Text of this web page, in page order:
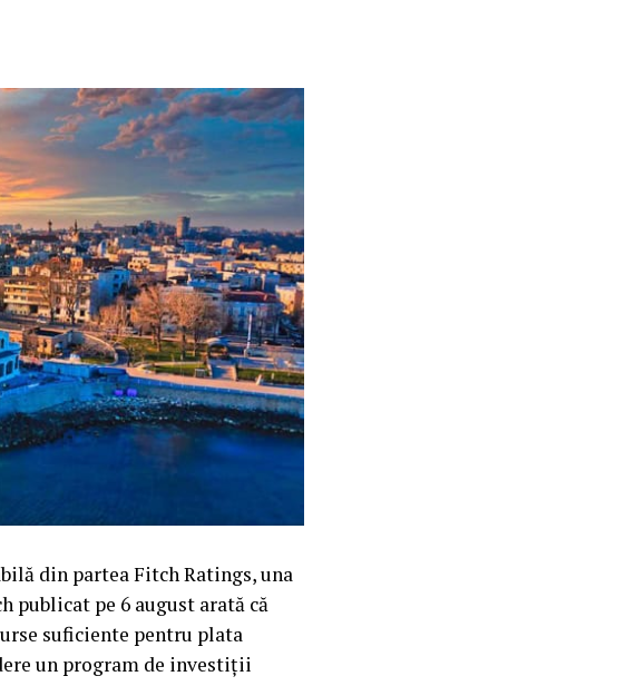
din partea Fitch Ratings, una
pe 6 august arată că
suficiente pentru plata
un program de investiții